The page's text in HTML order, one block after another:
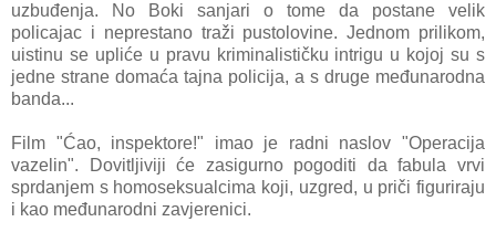
uzbuđenja. No Boki sanjari o tome da postane velik
policajac i neprestano traži pustolovine. Jednom prilikom,
uistinu se upliće u pravu kriminalističku intrigu u kojoj su s
jedne strane domaća tajna policija, a s druge međunarodna
banda...
Film "Ćao, inspektore!" imao je radni naslov "Operacija
vazelin". Dovitljiviji će zasigurno pogoditi da fabula vrvi
sprdanjem s homoseksualcima koji, uzgred, u priči figuriraju
i kao međunarodni zavjerenici.